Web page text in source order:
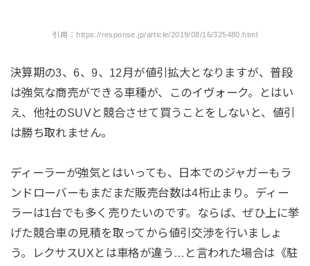
引用：https://response.jp/article/2019/08/16/325480.html
決算期の3、6、9、12月が値引拡大となりますが、普段
は強気な商売ができる車種が、このイヴォーク。とはい
え、他社のSUVと競合させて買うことをしないと、値引
は勝ち取れません。
ディーラーが強気とはいっても、日本でのジャガーもラ
ンドローバーもまだまだ販売台数は4桁止まり。ディー
ラーは1台でも多く売りたいのです。ならば、ぜひ上に挙
げた競合車の見積を取ってから値引交渉を行いましょ
う。レクサスUXとは車格が違う…と言われた場合は《駐